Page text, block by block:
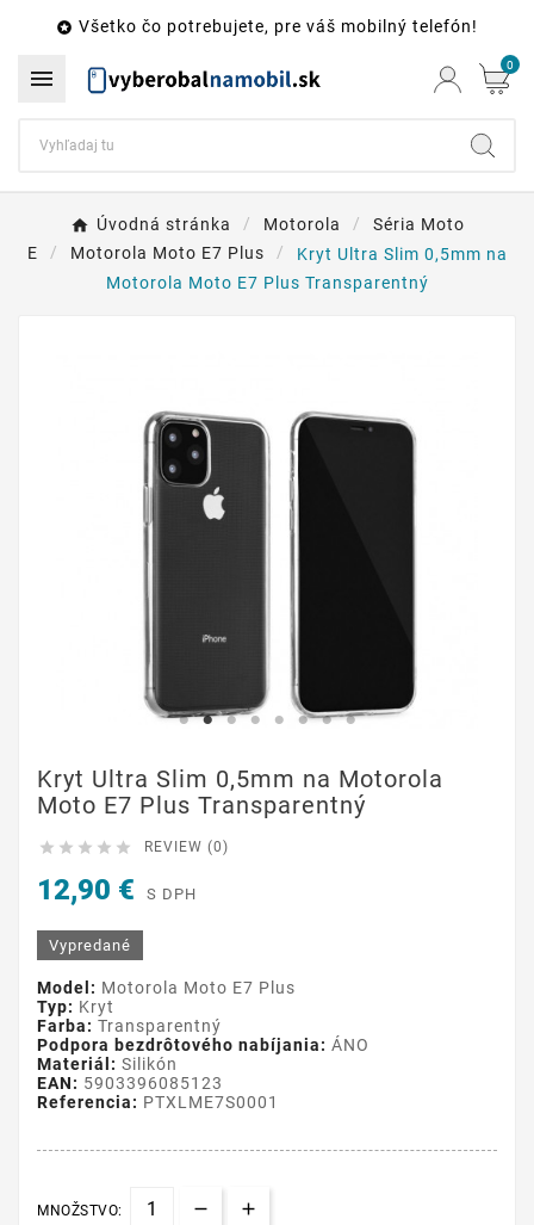
 Všetko čo potrebujete, pre váš mobilný telefón!
 0
Úvodná stránka Motorola
Séria Moto
E
Motorola Moto E7 Plus
Kryt Ultra Slim 0,5mm na
Motorola Moto E7 Plus Transparentný
Kryt Ultra Slim 0,5mm na Motorola
Moto E7 Plus Transparentný
     REVIEW (0)
12,90 € S DPH
Vypredané
Model: Motorola Moto E7 Plus
Typ: Kryt
Farba: Transparentný
Podpora bezdrôtového nabíjania: ÁNO
Materiál: Silikón
EAN: 5903396085123
Referencia: PTXLME7S0001
MNOŽSTVO: